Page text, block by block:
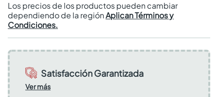
Los precios de los productos pueden cambiar
dependiendo de la regiónAplican Términos y
Condiciones.
Satisfacción Garantizada
Ver más